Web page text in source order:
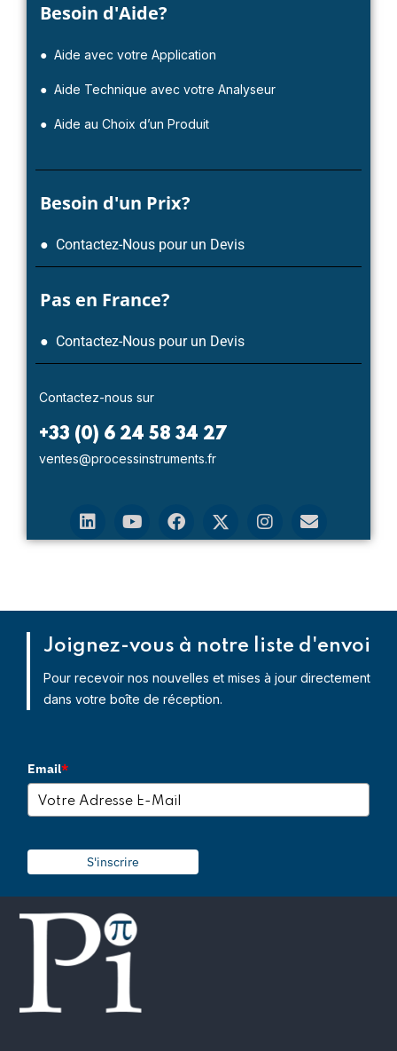
Besoin d'Aide?
● Aide avec votre Application
● Aide Technique avec votre Analyseur
● Aide au Choix d’un Produit
Besoin d'un Prix?
● Contactez-Nous pour un Devis
Pas en France?
● Contactez-Nous pour un Devis
Contactez-nous sur
+33 (0) 6 24 58 34 27
ventes@processinstruments.fr
Joignez-vous à notre liste d'envoi
Pour recevoir nos nouvelles et mises à jour directement
dans votre boîte de réception.
Email*
S'inscrire